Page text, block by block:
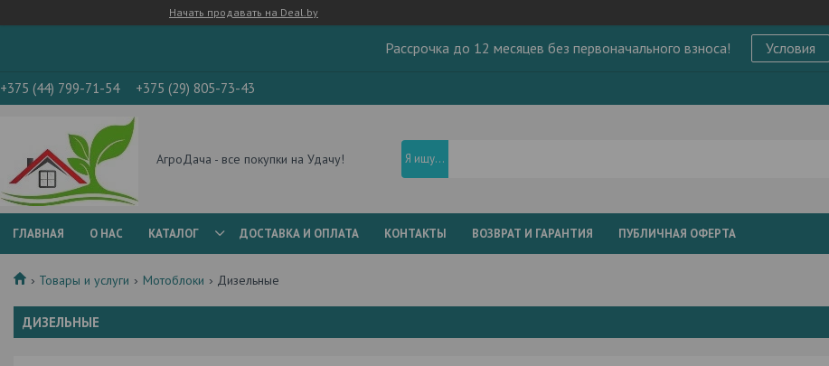
Начать продавать на Deal.by
Рассрочка до 12 месяцев без первоначального взноса! Условия
+375 (44) 799-71-54 +375 (29) 805-73-43
АгроДача - все покупки на Удачу!
ГЛАВНАЯ О НАС КАТАЛОГ ДОСТАВКА И ОПЛАТА КОНТАКТЫ ВОЗВРАТ И ГАРАНТИЯ ПУБЛИЧНАЯ ОФЕРТА
Товары и услуги Мотоблоки Дизельные
ДИЗЕЛЬНЫЕ